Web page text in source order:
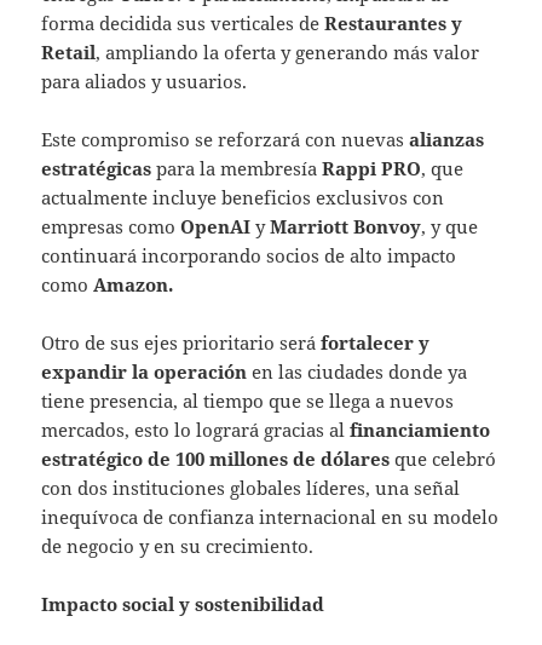
forma decidida sus verticales deRestaurantes y
Retail, ampliando la oferta y generando más valor
para aliados y usuarios.
Este compromiso se reforzará con nuevasalianzas
estratégicas para la membresíaRappi PRO, que
actualmente incluye beneficios exclusivos con
empresas comoOpenAIyMarriott Bonvoy, y que
continuará incorporando socios de alto impacto
como Amazon.
Otro de sus ejes prioritario seráfortalecer y
expandir la operación en las ciudades donde ya
tiene presencia, al tiempo que se llega a nuevos
mercados, esto lo logrará gracias alfinanciamiento
estratégico de 100 millones de dólaresque celebró
con dos instituciones globales líderes, una señal
inequívoca de confianza internacional en su modelo
de negocio y en su crecimiento.
Impacto social y sostenibilidad